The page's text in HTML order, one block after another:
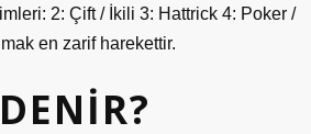
2: Çift / İkili 3: Hattrick 4: Poker /
en zarif harekettir.